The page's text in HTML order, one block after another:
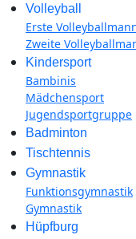
Volleyball
Erste
Zweite
Kindersport
Bambinis
Mädchensport
Jugendsportgruppe
Badminton
Tischtennis
Gymnastik
Funktionsgymnastik
Gymnastik
Hüpfburg